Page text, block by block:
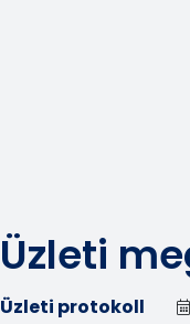
Üzleti
Üzleti protokoll